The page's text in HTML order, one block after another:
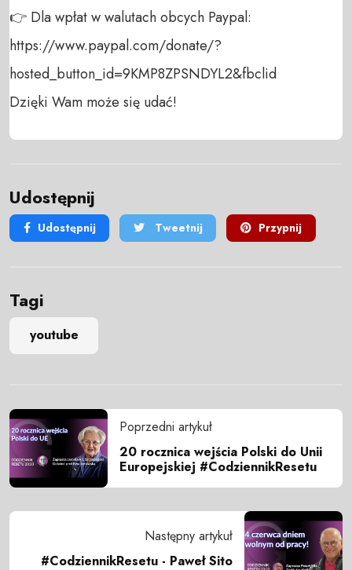
👉 Dla wpłat w walutach obcych Paypal:
https://www.paypal.com/donate/?
hosted_button_id=9KMP8ZPSNDYL2&fbclid
Dzięki Wam może się udać!
Udostępnij
Udostępnij Tweetnij Przypnij
Tagi
youtube
Poprzedni artykuł
20 rocznica wejścia Polski do Unii
Europejskiej #CodziennikResetu
Następny artykuł
#CodziennikResetu - Paweł Sito